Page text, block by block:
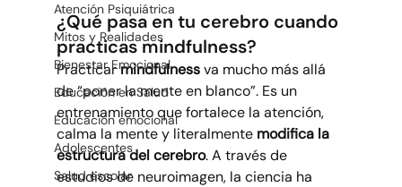
Atención Psiquiátrica
Mitos y Realidades
Bienestar Emocional
Educación en Salud
Educación emocional
Adolescentes
Salud escolar
¿Qué pasa en tu cerebro cuando
practicas mindfulness?
Practicar mindfulness va mucho más allá
de “poner la mente en blanco”. Es un
entrenamiento que fortalece la atención,
calma la mente y literalmente modifica la
estructura del cerebro. A través de
estudios de neuroimagen, la ciencia ha